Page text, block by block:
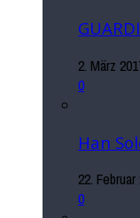
2. März
0
Han
22. Februar
0